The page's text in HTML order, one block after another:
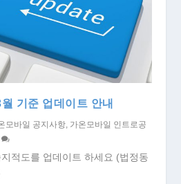
활용방법
산업박람회 참가
(필독)
기준 업데이트 안내
모바일 공지사항, 가온모바일 인트로공
적도를 업데이트 하세요 (법정동